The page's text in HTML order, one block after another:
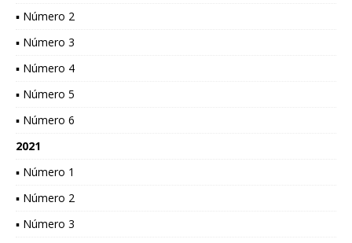
▪ Número 2
▪ Número 3
▪ Número 4
▪ Número 5
▪ Número 6
2021
▪ Número 1
▪ Número 2
▪ Número 3